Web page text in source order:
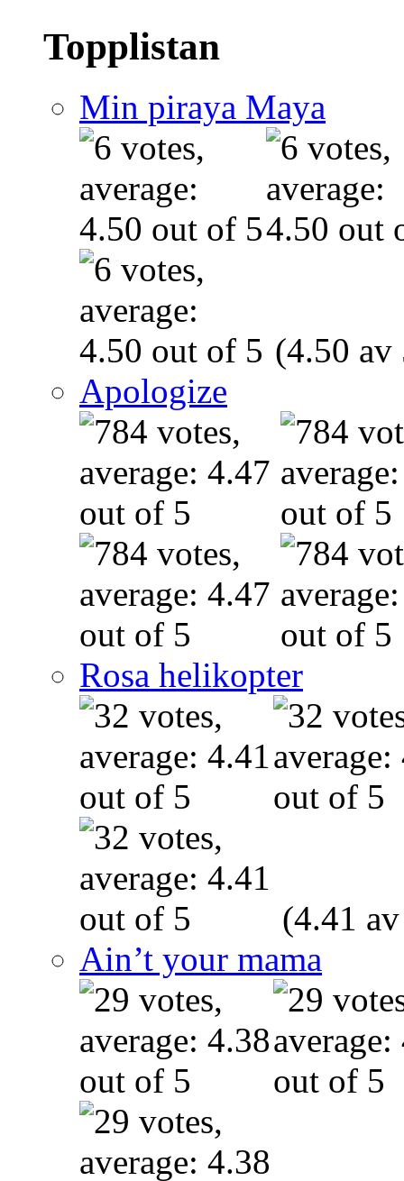
Topplistan
Min piraya Maya
(4.50 av
Apologize
Rosa helikopter
(4.41
Ain’t your mama